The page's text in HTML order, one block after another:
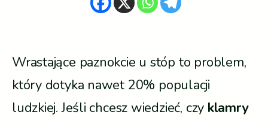
Wrastające paznokcie u stóp to problem,
który dotyka nawet 20% populacji
ludzkiej. Jeśli chcesz wiedzieć, czy klamry